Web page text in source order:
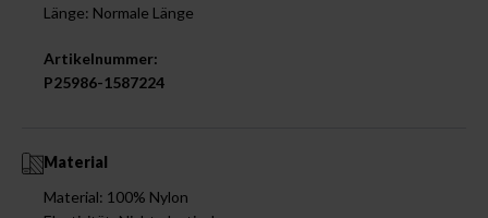
Länge: Normale Länge
Artikelnummer:
P25986-1587224
Material
Material: 100% Nylon